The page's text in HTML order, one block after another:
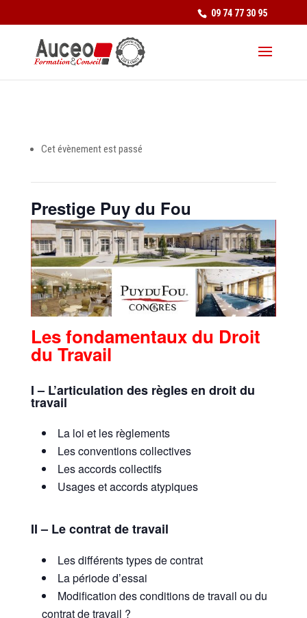
09 74 77 30 95
Cet évènement est passé
Prestige Puy du Fou
Les fondamentaux du Droit
du Travail
I – L’articulation des règles en droit du
travail
La loi et les règlements
Les conventions collectives
Les accords collectifs
Usages et accords atypiques
II – Le contrat de travail
Les différents types de contrat
La période d’essai
Modification des conditions de travail ou du
contrat de travail ?